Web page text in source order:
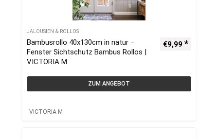
JALOUSIEN & ROLLOS
Bambusrollo 40x130cm in natur –
Fenster Sichtschutz Bambus Rollos |
VICTORIA M
€9,99
ZUM ANGEBOT
VICTORIA M